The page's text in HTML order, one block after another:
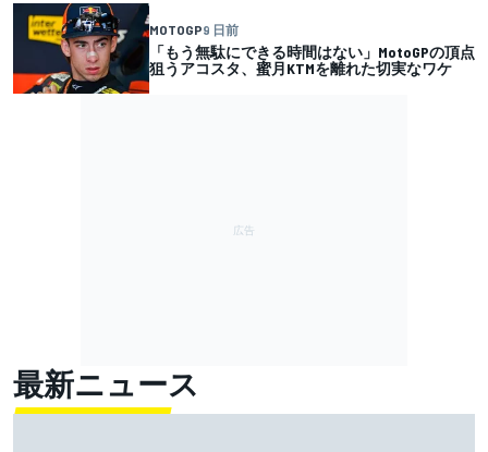
MOTOGP9 日前
「もう無駄にできる時間はない」MotoGPの頂点
狙うアコスタ、蜜月KTMを離れた切実なワケ
最新ニュース